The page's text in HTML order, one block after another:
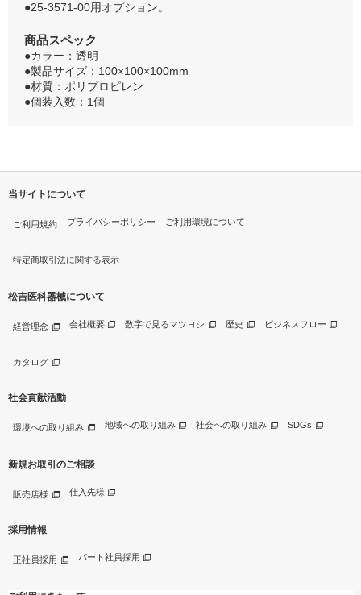
●25-3571-00用オプション。
商品スペック
●カラー：透明
●製品サイズ：100×100×100mm
●材質：ポリプロピレン
●個装入数：1個
当サイトについて
ご利用規約 プライバシーポリシー ご利用環境について
特定商取引法に関する表示
松吉医科器械について
経営理念 会社概要 数字で見るマツヨシ 歴史 ビジネスフロー
カタログ
社会貢献活動
環境への取り組み 地域への取り組み 社会への取り組み SDGs
新規お取引のご相談
販売店様 仕入先様
採用情報
正社員採用 パート社員採用